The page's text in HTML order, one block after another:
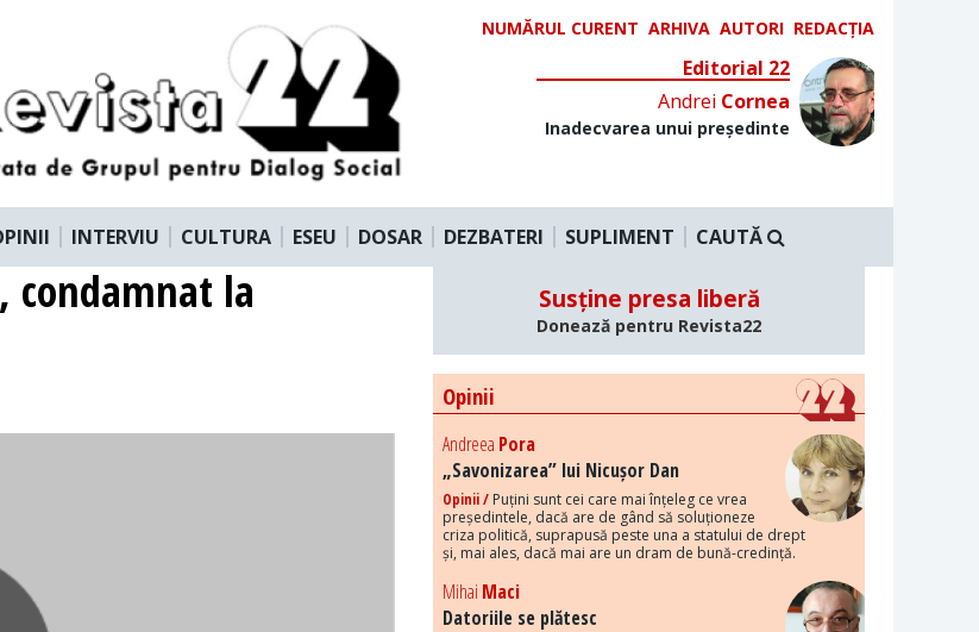
NUMĂRUL CURENT ARHIVA AUTORI REDACȚIA
Editorial 22
Andrei Cornea
Inadecvarea unui președinte
INTERVIU CULTURA ESEU DOSAR DEZBATERI SUPLIMENT CAUTĂ
condamnat la
Susține presa liberă
Donează pentru Revista22
Opinii
Andreea Pora
„Savonizarea” lui Nicușor Dan
Opinii / Puțini sunt cei care mai înțeleg ce vrea
președintele, dacă are de gând să soluționeze
criza politică, suprapusă peste una a statului de drept
și, mai ales, dacă mai are un dram de bună-credință.
Mihai Maci
Datoriile se plătesc